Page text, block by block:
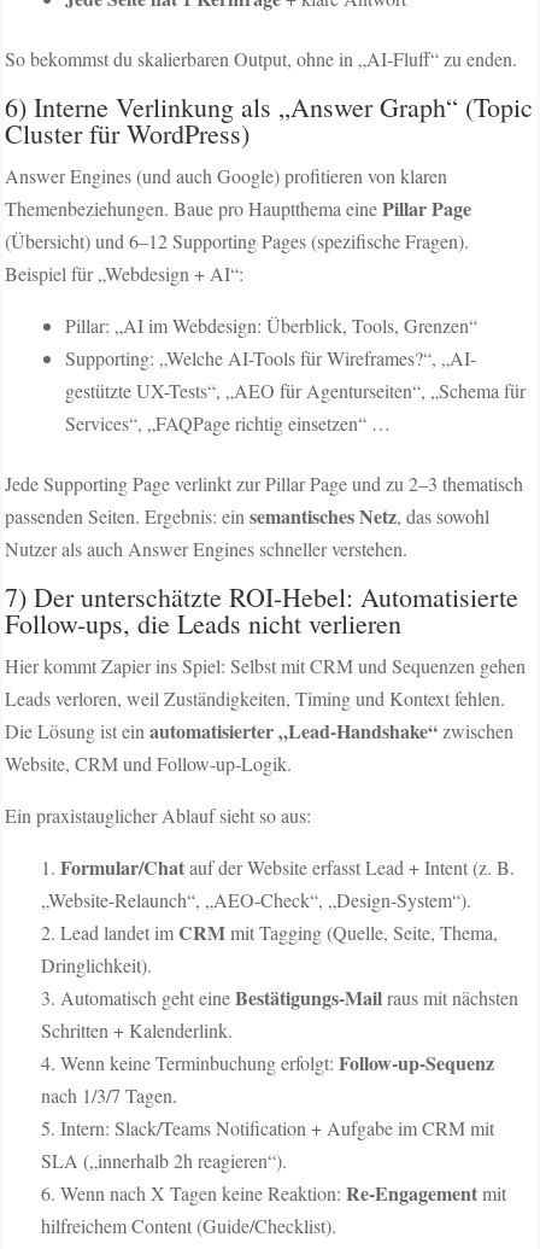
So bekommst du skalierbaren Output, ohne in „AI-Fluff“ zu enden.
6) Interne Verlinkung als „Answer Graph“ (Topic
Cluster für WordPress)
Answer Engines (und auch Google) profitieren von klaren
Themenbeziehungen. Baue pro Hauptthema einePillar Page
(Übersicht) und 6–12 Supporting Pages (spezifische Fragen).
Beispiel für „Webdesign + AI“:
Pillar: „AI im Webdesign: Überblick, Tools, Grenzen“
Supporting: „Welche AI-Tools für Wireframes?“, „AI-
gestützte UX-Tests“, „AEO für Agenturseiten“, „Schema für
Services“, „FAQPage richtig einsetzen“ …
Jede Supporting Page verlinkt zur Pillar Page und zu 2–3 thematisch
passenden Seiten. Ergebnis: einsemantisches Netz, das sowohl
Nutzer als auch Answer Engines schneller verstehen.
7) Der unterschätzte ROI-Hebel: Automatisierte
Follow-ups, die Leads nicht verlieren
Hier kommt Zapier ins Spiel: Selbst mit CRM und Sequenzen gehen
Leads verloren, weil Zuständigkeiten, Timing und Kontext fehlen.
Die Lösung ist einautomatisierter „Lead-Handshake“ zwischen
Website, CRM und Follow-up-Logik.
Ein praxistauglicher Ablauf sieht so aus:
Formular/Chatauf der Website erfasst Lead + Intent (z. B.
„Website-Relaunch“, „AEO-Check“, „Design-System“).
Lead landet imCRMmit Tagging (Quelle, Seite, Thema,
Dringlichkeit).
Automatisch geht eineBestätigungs-Mailraus mit nächsten
Schritten + Kalenderlink.
Wenn keine Terminbuchung erfolgt:Follow-up-Sequenz
nach 1/3/7 Tagen.
Intern: Slack/Teams Notification + Aufgabe im CRM mit
SLA („innerhalb 2h reagieren“).
Wenn nach X Tagen keine Reaktion:Re-Engagementmit
hilfreichem Content (Guide/Checklist).